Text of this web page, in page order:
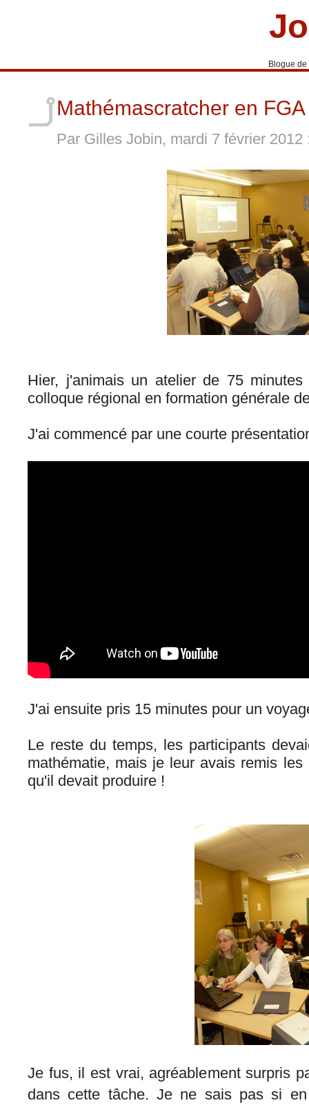
Blogue de
Mathémascratcher en FGA
Par Gilles Jobin, mardi 7 février 2012
Hier, j'animais un atelier de 75
colloque régional en formation générale
J'ai commencé par une courte
J'ai ensuite pris 15 minutes pour un
Le reste du temps, les participants
mathématie, mais je leur avais remis
qu'il devait produire !
Je fus, il est vrai, agréablement surpris
dans cette tâche. Je ne sais pas si